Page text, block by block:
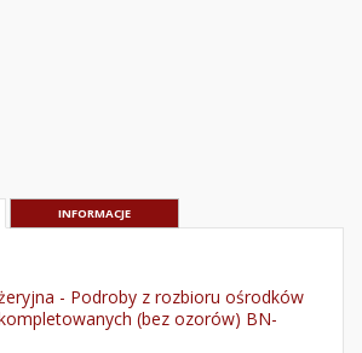
INFORMACJE
- Podroby z rozbioru ośrodków
(bez ozorów) BN-